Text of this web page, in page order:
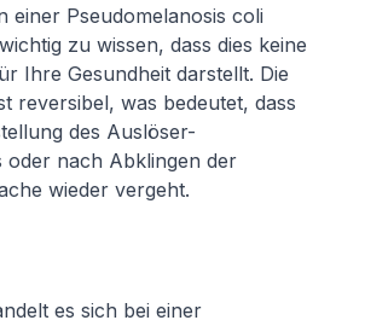
einer Pseudomelanosis coli
zu wissen, dass dies keine
Ihre Gesundheit darstellt. Die
reversibel, was bedeutet, dass
des Auslöser-
oder nach Abklingen der
wieder vergeht.
es sich bei einer